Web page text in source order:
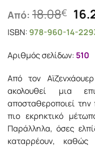
Από: 18.08€
ISBN: 978-960-14-
Αριθμός σελίδων: 510
Από τον
ακολουθεί μια
αποσταθεροποιεί
πιο εκρηκτικό
Παράλληλα, όσες
καταρρέουν,